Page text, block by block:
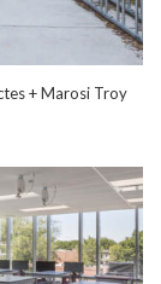
+ Marosi Troy